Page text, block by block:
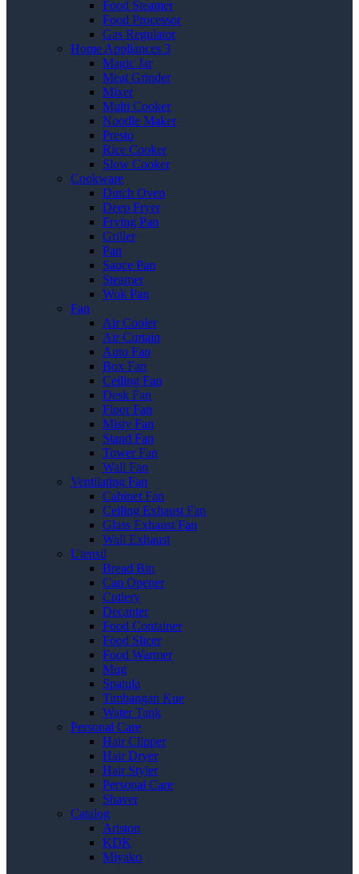
Food Steamer
Food Processor
Gas Regulator
Home Appliances 3
Magic Jar
Meat Grinder
Mixer
Multi Cooker
Noodle Maker
Presto
Rice Cooker
Slow Cooker
Cookware
Dutch Oven
Deep Fryer
Frying Pan
Griller
Pan
Sauce Pan
Steamer
Wok Pan
Fan
Air Cooler
Air Curtain
Auto Fan
Box Fan
Ceiling Fan
Desk Fan
Floor Fan
Misty Fan
Stand Fan
Tower Fan
Wall Fan
Ventilating Fan
Cabinet Fan
Ceiling Exhaust Fan
Glass Exhaust Fan
Wall Exhaust
Utensil
Bread Bin
Can Opener
Cutlery
Decanter
Food Container
Food Slicer
Food Warmer
Mug
Spatula
Timbangan Kue
Water Tank
Personal Care
Hair Clipper
Hair Dryer
Hair Styler
Personal Care
Shaver
Catalog
Ariston
KDK
Miyako